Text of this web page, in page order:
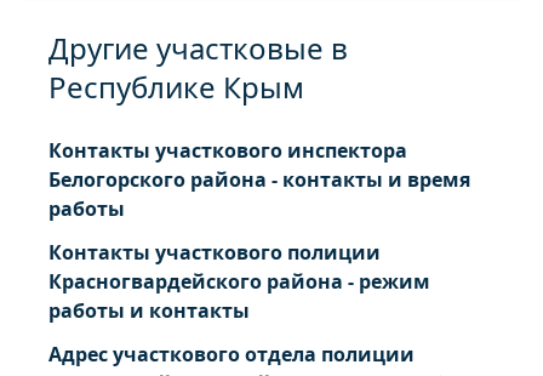
Другие участковые в
Республике Крым
Контакты участкового инспектора
Белогорского района - контакты и время
работы
Контакты участкового полиции
Красногвардейского района - режим
работы и контакты
Адрес участкового отдела полиции